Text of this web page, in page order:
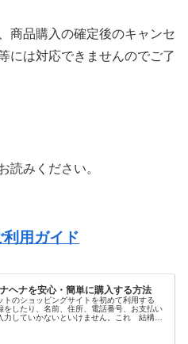
商品購入の確定後のキャンセ
には対応できませんのでご了
読みください。
用ガイド
ヘナを安心・簡単に購入する方法
トのショッピングサイトを初めて利用する
をしたり、名前、住所、電話番号、お支払い
力していかないといけません。これ 結構手